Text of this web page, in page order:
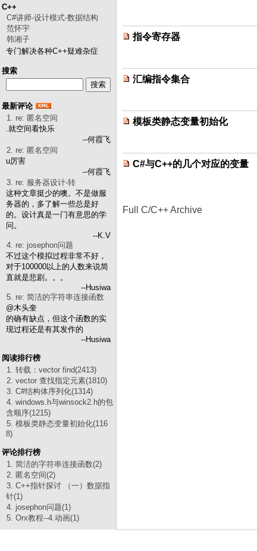
C++
C#讲师-设计模式-数据结构
范怀宇
韩湘子
专门解决各种C++疑难杂症
搜索
最新评论
1. re: 匿名空间
.就空间看快乐
--何霞飞
2. re: 匿名空间
u厉害
--何霞飞
3. re: 服务器设计-转
这种文章挺少的噢。不是做服
务器的，多了解一些总是好
的。设计真是一门有意思的学
问。
--K.V
4. re: josephon问题
不过这个模拟过程非常不好，
对于100000以上的人数来说简
直就是悲剧。。。
--Husiwa
5. re: 简洁的字符串连接函数
@木头奎
的确有缺点，但这个函数的实
现过程还是有其发作的
--Husiwa
阅读排行榜
1. 转载：vector find(2413)
2. vector 查找指定元素(1810)
3. C#结构体序列化(1314)
4. windows.h与winsock2.h的包
含顺序(1215)
5. 模板类静态变量初始化(116
8)
评论排行榜
1. 简洁的字符串连接函数(2)
2. 匿名空间(2)
3. C++指针探讨 （一）数据指
针(1)
4. josephon问题(1)
5. Orx教程--4.动画(1)
指令寄存器
汇编指令集合
模板类静态变量初始化
C#与C++的几个对应的变量
Full C/C++ Archive